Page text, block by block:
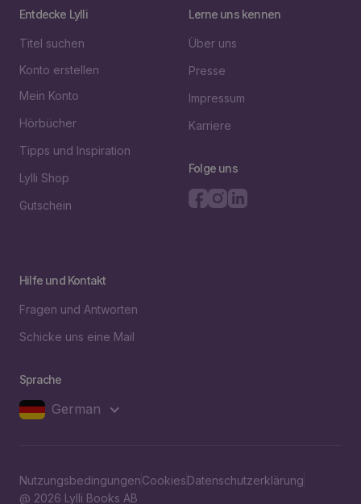
Entdecke Lylli
Titel suchen
Konto erstellen
Mein Konto
Hörbücher
Tipps und Inspiration
Lylli Shop
Gutschein
Lerne uns kennen
Über uns
Presse
Impressum
Karriere
Folge uns
Hilfe und Kontakt
Fragen und Antworten
Schicke uns eine Mail
Sprache
German
NutzungsbedingungenCookiesDatenschutzerklärung
@ 2026 Lylli Books AB